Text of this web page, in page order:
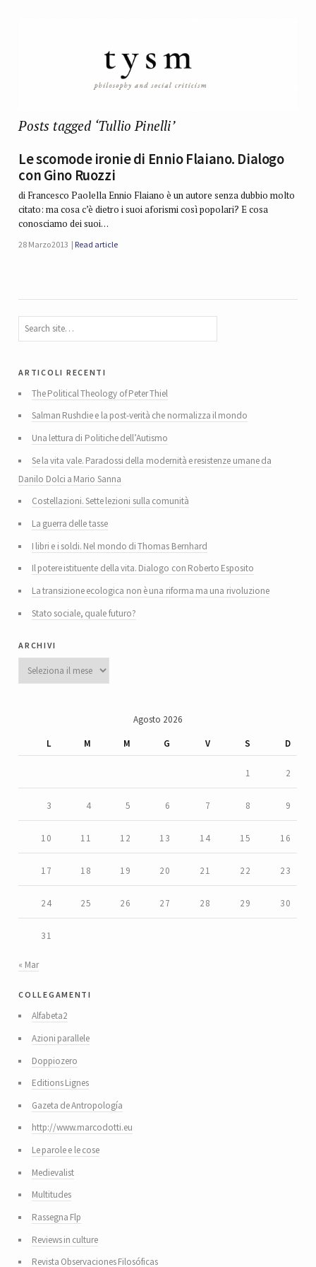
Posts tagged ‘Tullio Pinelli’
Le scomode ironie di Ennio Flaiano. Dialogo
con Gino Ruozzi
di Francesco Paolella Ennio Flaiano è un autore senza dubbio molto
citato: ma cosa c’è dietro i suoi aforismi così popolari? E cosa
conosciamo dei suoi…
28 Marzo 2013 Read article
articoli recenti
The Political Theology of Peter Thiel
Salman Rushdie e la post-verità che normalizza il mondo
Una lettura di Politiche dell’Autismo
Se la vita vale. Paradossi della modernità e resistenze umane da
Danilo Dolci a Mario Sanna
Costellazioni. Sette lezioni sulla comunità
La guerra delle tasse
I libri e i soldi. Nel mondo di Thomas Bernhard
Il potere istituente della vita. Dialogo con Roberto Esposito
La transizione ecologica non è una riforma ma una rivoluzione
Stato sociale, quale futuro?
archivi
Archivi
Agosto 2026
L
M M G V S D
1 2
3 4 5 6 7 8 9
10 11 12 13 14 15 16
17 18 19 20 21 22 23
24 25 26 27 28 29 30
31
« Mar
collegamenti
Alfabeta2
Azioni parallele
Doppiozero
Editions Lignes
Gazeta de Antropología
http://www.marcodotti.eu
Le parole e le cose
Medievalist
Multitudes
Rassegna Flp
Reviews in culture
Revista Observaciones Filosóficas